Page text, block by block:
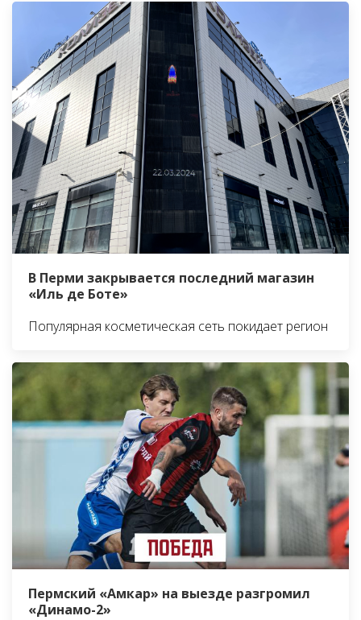
В Перми закрывается последний магазин
«Иль де Боте»
Популярная косметическая сеть покидает регион
Пермский «Амкар» на выезде разгромил
«Динамо-2»